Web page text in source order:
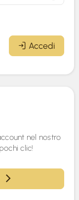
Accedi
nel nostro
clic!